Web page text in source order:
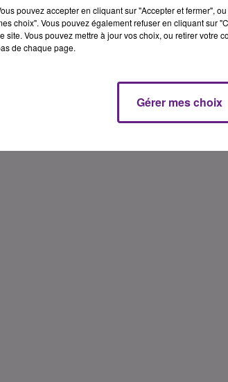
pouvez accepter en cliquant sur "Accepter et fermer",
choix". Vous pouvez également refuser en cliquant sur
site. Vous pouvez mettre à jour vos choix, ou retirer votre
de chaque page.
Gérer mes choix